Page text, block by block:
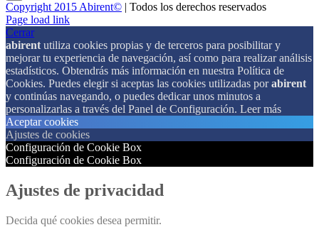
Copyright 2015 Abirent© | Todos los derechos reservados
Page load link
Cerrar
abirent utiliza cookies propias y de terceros para posibilitar y
mejorar tu experiencia de navegación, así como para realizar análisis
estadísticos. Obtendrás más información en nuestra Política de
Cookies. Puedes elegir si aceptas las cookies utilizadas porabirent
y continúas navegando, o puedes dedicar unos minutos a
personalizarlas a través del Panel de Configuración. Leer más
Aceptar cookies
Ajustes de cookies
Configuración de Cookie Box
Configuración de Cookie Box
Ajustes de privacidad
Decida qué cookies desea permitir.